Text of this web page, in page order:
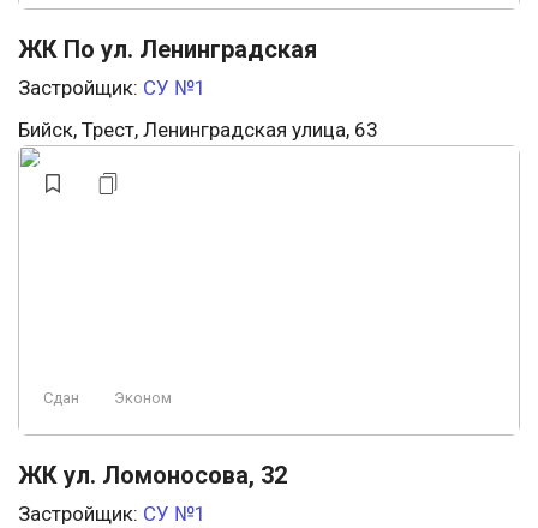
ЖК По ул. Ленинградская
Застройщик: СУ №1
Бийск, Трест, Ленинградская улица, 63
Сдан Эконом
ЖК ул. Ломоносова, 32
Застройщик: СУ №1